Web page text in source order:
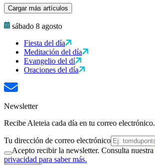
Cargar más artículos
sábado 8 agosto
Fiesta del día
Meditación del día
Evangelio del dí
Oraciones del día
Newsletter
Recibe Aleteia cada día en tu correo electrónico.
Tu dirección de correo electrónico
Acepto recibir la newsletter. Consulta nuestra
privacidad para saber más.